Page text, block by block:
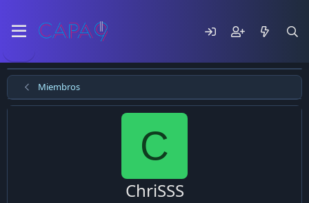
Miembros
C
ChriSSS